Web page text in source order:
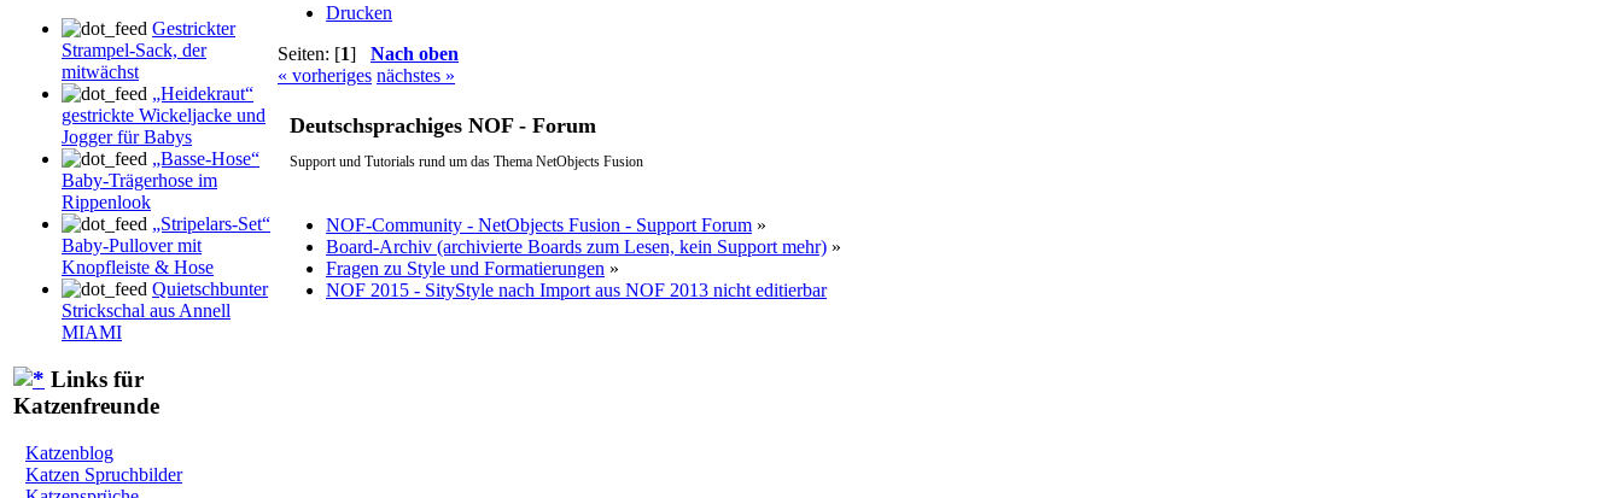
Gestrickter
Strampel-Sack, der
mitwächst
„Heidekraut“
gestrickte Wickeljacke und
Jogger für Babys
„Basse-Hose“
Baby-Trägerhose im
Rippenlook
„Stripelars-Set“
Baby-Pullover mit
Knopfleiste & Hose
Quietschbunter
Strickschal aus Annell
MIAMI
Links für
Katzenfreunde
Katzenblog
Katzen Spruchbilder
Drucken
Seiten: [1] Nach oben
« vorheriges nächstes »
Deutschsprachiges NOF - Forum
Support und Tutorials rund um das Thema NetObjects Fusion
NOF-Community - NetObjects Fusion - Support Forum »
Board-Archiv (archivierte Boards zum Lesen, kein Support mehr) »
Fragen zu Style und Formatierungen »
NOF 2015 - SityStyle nach Import aus NOF 2013 nicht editierbar